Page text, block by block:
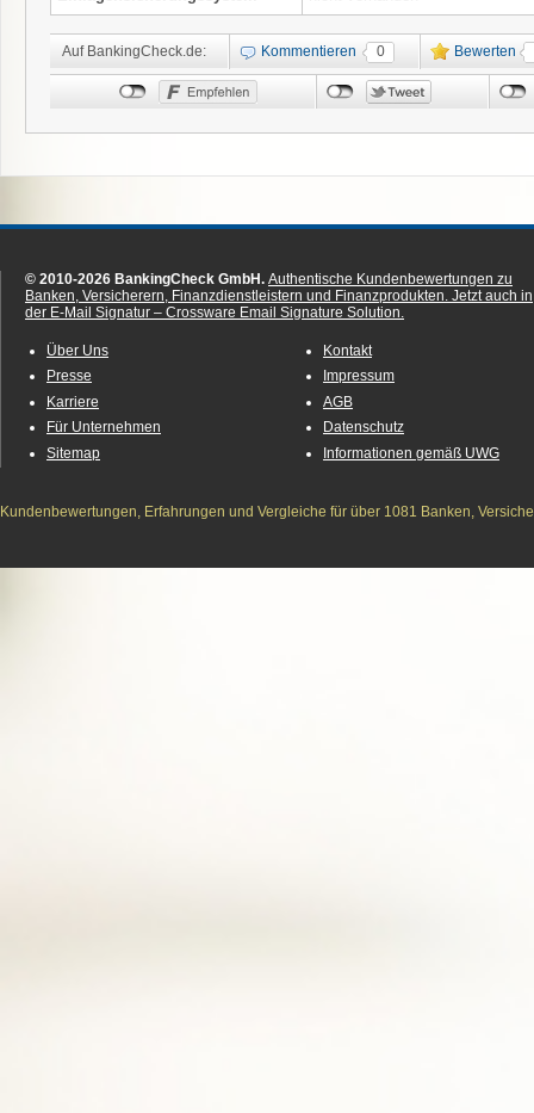
Auf BankingCheck.de: Kommentieren 0 Bewerten
© 2010-2026 BankingCheck GmbH. Authentische Kundenbewertungen zu
Banken, Versicherern, Finanzdienstleistern und Finanzprodukten. Jetzt auch in
der E-Mail Signatur – Crossware Email Signature Solution.
Über Uns
Presse
Karriere
Für Unternehmen
Sitemap
Kontakt
Impressum
AGB
Datenschutz
Informationen gemäß UWG
Kundenbewertungen, Erfahrungen und Vergleiche für über 1081 Banken,